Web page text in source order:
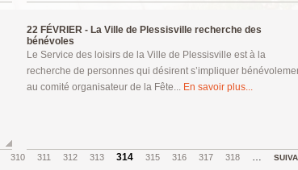
22 FÉVRIER - La Ville de Plessisville recherche des
bénévoles
Le Service des loisirs de la Ville de Plessisville est à la
recherche de personnes qui désirent s’impliquer
au comité organisateur de la Fête... En savoir plus...
310 311 312 313 314 315 316 317 318 …